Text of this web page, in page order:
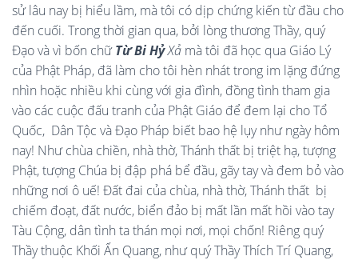
sử lâu nay bị hiểu lầm, mà tôi có dịp chứng kiến từ đầu cho
đến cuối. Trong thời gian qua, bởi lòng thương Thầy, quý
Đạo và vì bốn chữTừ Bi HỷXả mà tôi đã học qua Giáo Lý
của Phật Pháp, đã làm cho tôi hèn nhát trong im lặng đứng
nhìn hoặc nhiều khi cùng với gia đình, đồng tình tham gia
vào các cuộc đấu tranh của Phật Giáo để đem lại cho Tổ
Quốc, Dân Tộc và Đạo Pháp biết bao hệ lụy như ngày hôm
nay! Như chùa chiền, nhà thờ, Thánh thất bị triệt hạ, tượng
Phật, tượng Chúa bị đập phá bể đầu, gãy tay và đem bỏ vào
những nơi ô uế! Đất đai của chùa, nhà thờ, Thánh thất bị
chiếm đoạt, đất nước, biển đảo bị mất lần mất hồi vào tay
Tàu Cộng, dân tình ta thán mọi nơi, mọi chốn! Riêng quý
Thầy thuộc Khối Ấn Quang, như quý Thầy Thích Trí Quang,